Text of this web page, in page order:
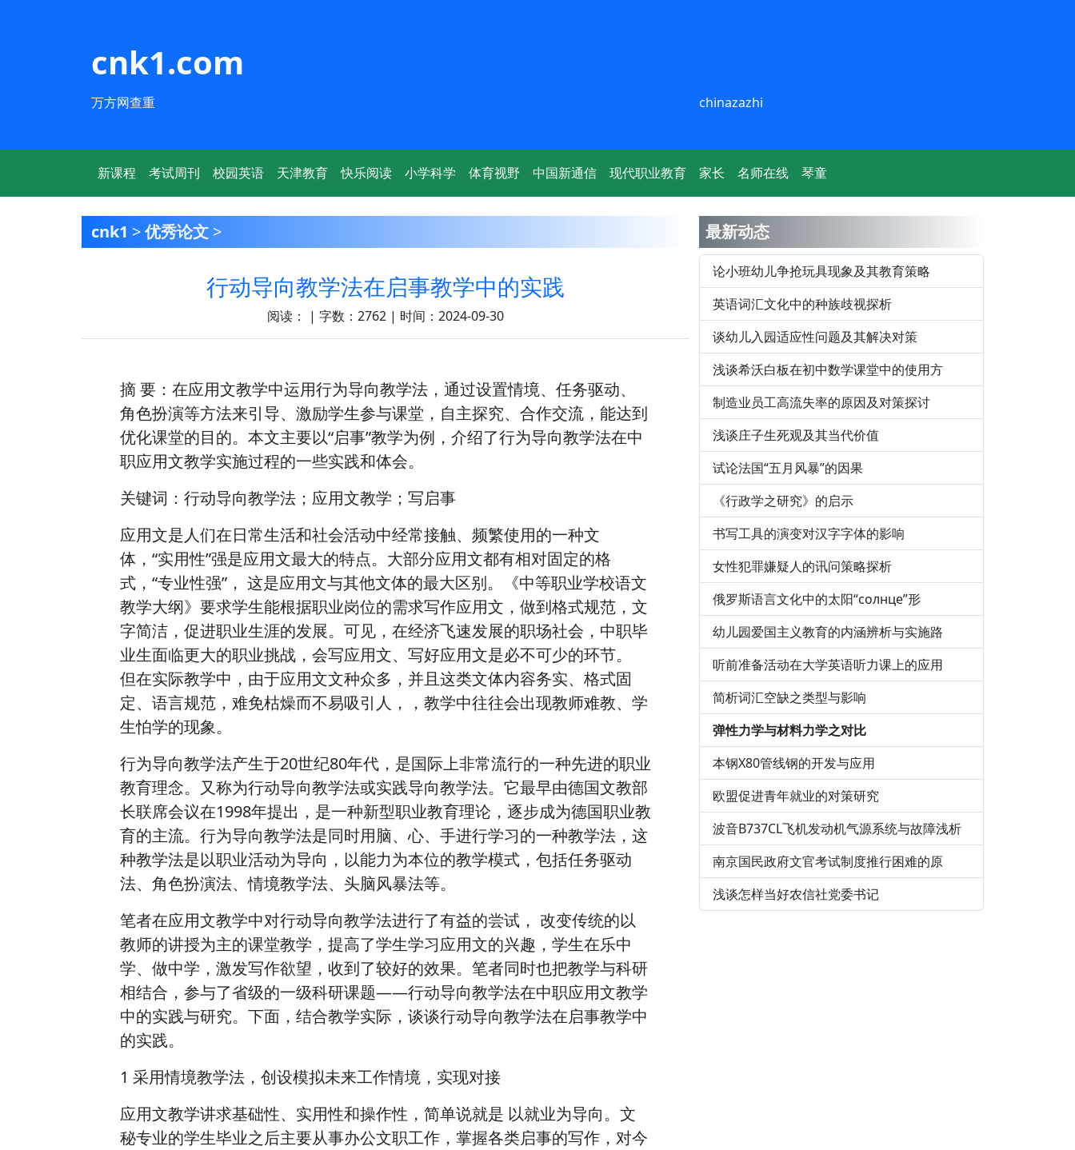
cnk1.com
万方网查重 chinazazhi
新课程 考试周刊 校园英语 天津教育 快乐阅读 小学科学 体育视野 中国新通信 现代职业教育 家长 名师在线 琴童
cnk1 >优秀论文 >
行动导向教学法在启事教学中的实践
阅读： | 字数：2762 | 时间：2024-09-30
摘 要：在应用文教学中运用行为导向教学法，通过设置情境、任务驱动、
角色扮演等方法来引导、激励学生参与课堂，自主探究、合作交流，能达到
优化课堂的目的。本文主要以“启事”教学为例，介绍了行为导向教学法在中
职应用文教学实施过程的一些实践和体会。
关键词：行动导向教学法；应用文教学；写启事
应用文是人们在日常生活和社会活动中经常接触、频繁使用的一种文
体，“实用性”强是应用文最大的特点。大部分应用文都有相对固定的格
式，“专业性强”， 这是应用文与其他文体的最大区别。《中等职业学校语文
教学大纲》要求学生能根据职业岗位的需求写作应用文，做到格式规范，文
字简洁，促进职业生涯的发展。可见，在经济飞速发展的职场社会，中职毕
业生面临更大的职业挑战，会写应用文、写好应用文是必不可少的环节。
但在实际教学中，由于应用文文种众多，并且这类文体内容务实、格式固
定、语言规范，难免枯燥而不易吸引人，，教学中往往会出现教师难教、学
生怕学的现象。
行为导向教学法产生于20世纪80年代，是国际上非常流行的一种先进的职业
教育理念。又称为行动导向教学法或实践导向教学法。它最早由德国文教部
长联席会议在1998年提出，是一种新型职业教育理论，逐步成为德国职业教
育的主流。行为导向教学法是同时用脑、心、手进行学习的一种教学法，这
种教学法是以职业活动为导向，以能力为本位的教学模式，包括任务驱动
法、角色扮演法、情境教学法、头脑风暴法等。
笔者在应用文教学中对行动导向教学法进行了有益的尝试， 改变传统的以
教师的讲授为主的课堂教学，提高了学生学习应用文的兴趣，学生在乐中
学、做中学，激发写作欲望，收到了较好的效果。笔者同时也把教学与科研
相结合，参与了省级的一级科研课题——行动导向教学法在中职应用文教学
中的实践与研究。下面，结合教学实际，谈谈行动导向教学法在启事教学中
的实践。
1 采用情境教学法，创设模拟未来工作情境，实现对接
应用文教学讲求基础性、实用性和操作性，简单说就是 以就业为导向。文
秘专业的学生毕业之后主要从事办公文职工作，掌握各类启事的写作，对今
最新动态
论小班幼儿争抢玩具现象及其教育策略
英语词汇文化中的种族歧视探析
谈幼儿入园适应性问题及其解决对策
浅谈希沃白板在初中数学课堂中的使用方
制造业员工高流失率的原因及对策探讨
浅谈庄子生死观及其当代价值
试论法国“五月风暴”的因果
《行政学之研究》的启示
书写工具的演变对汉字字体的影响
女性犯罪嫌疑人的讯问策略探析
俄罗斯语言文化中的太阳“солнце”形
幼儿园爱国主义教育的内涵辨析与实施路
听前准备活动在大学英语听力课上的应用
简析词汇空缺之类型与影响
弹性力学与材料力学之对比
本钢X80管线钢的开发与应用
欧盟促进青年就业的对策研究
波音B737CL飞机发动机气源系统与故障浅析
南京国民政府文官考试制度推行困难的原
浅谈怎样当好农信社党委书记